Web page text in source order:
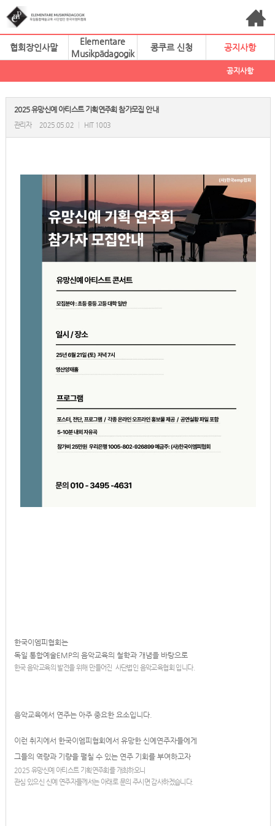
협회장인사말
Elementare
Musikpädagogik
콩쿠르 신청 공지사항
공지사항
2025 유망신예 아티스트 기획연주회 참가모집 안내
관리자 2025.05.02 HIT 1003
한국이엠피협회는
독일 통합예술EMP의 음악교육의 철학과 개념을 바탕으로
한국 음악교육의 발전을 위해 만들어진 사단법인 음악교육협회 입니다.
음악교육에서 연주는 아주 중요한 요소입니다.
이런 취지에서 한국이엠피협회에서 유망한 신예연주자들에게
그들의 역량과 기량을 펼칠 수 있는 연주 기회를 부여하고자
2025 유망신예 아티스트 기획연주회를 개최하오니
관심 있으신 신예 연주자들께서는 아래로 문의 주시면 감사하겠습니다.